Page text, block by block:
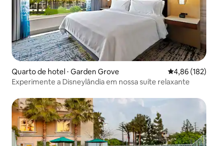
Quarto de hotel ⋅ Garden Grove 4,86 de uma
4,86 (182)
Experimente a Disneylândia em nossa suíte relaxante